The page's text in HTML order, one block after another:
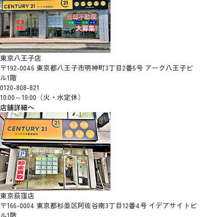
東京八王子店
〒192-0046 東京都八王子市明神町3丁目2番5号 アーク八王子ビ
ル1階
0120-808-821
10:00～19:00（火・水定休）
店舗詳細へ
東京荻窪店
〒166-0004 東京都杉並区阿佐谷南3丁目12番4号 イデアサイトビ